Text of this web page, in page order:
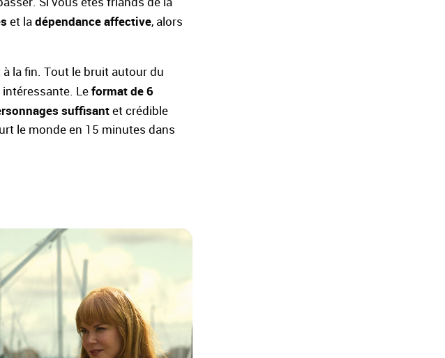
et la dépendance affective, alors
la fin. Tout le bruit autour du
intéressante. Le format de 6
suffisant et crédible
le monde en 15 minutes dans